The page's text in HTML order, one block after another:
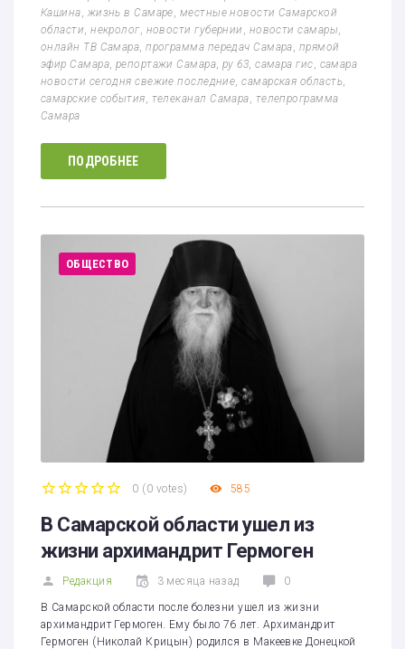
Кашина, жизнь в Самаре, местные новости Самарской
области,некролог, новости губернии , новости самары,
онлайн ТВ Самара,программа передач Самара, прямой
эфир Самара, репортажи Самара, ру 63,самара гис, самара
новости сегодня свежие последние,самарская область,
самарские события, телеканал Самара, телепрограмма
Самара
ПОДРОБНЕЕ
ОБЩЕСТВО
0 (0 votes) 585
В Самарской области ушел из
жизни архимандрит Гермоген
Редакция 3 месяца назад 0
В Самарской области после болезни ушел из жизни
архимандрит Гермоген. Ему было 76 лет. Архимандрит
Гермоген (Николай Крицын) родился в Макеевке Донецкой